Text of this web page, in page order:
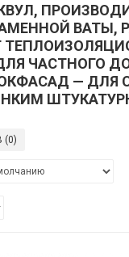
ВАТЫ,
ЧАСТНОГО
— ДЛЯ
(0)